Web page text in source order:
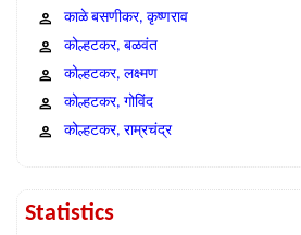
काळे बसणीकर, कृष्णराव
कोल्हटकर, बळवंत
कोल्हटकर, लक्ष्मण
कोल्हटकर, गोविंद
कोल्हटकर, राम्रचंद्र
Statistics